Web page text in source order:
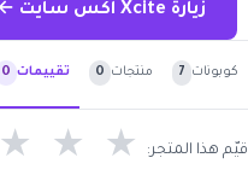
زيارة Xcite اكس سايت ←
كوبونات 7 منتجات 0 تقييمات 0
قيّم هذا المتجر: ★ ★ ★